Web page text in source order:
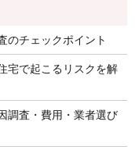
のチェックポイント
宅で起こるリスクを解
調査・費用・業者選び